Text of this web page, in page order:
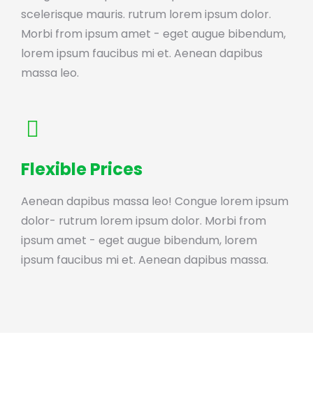
scelerisque mauris. rutrum lorem ipsum dolor.
Morbi from ipsum amet - eget augue bibendum,
lorem ipsum faucibus mi et. Aenean dapibus
massa leo.
Flexible Prices
Aenean dapibus massa leo! Congue lorem ipsum
dolor- rutrum lorem ipsum dolor. Morbi from
ipsum amet - eget augue bibendum, lorem
ipsum faucibus mi et. Aenean dapibus massa.